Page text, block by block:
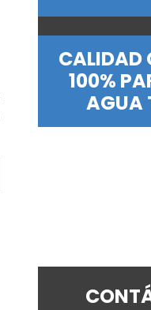
CALIDAD
100%
AGUA